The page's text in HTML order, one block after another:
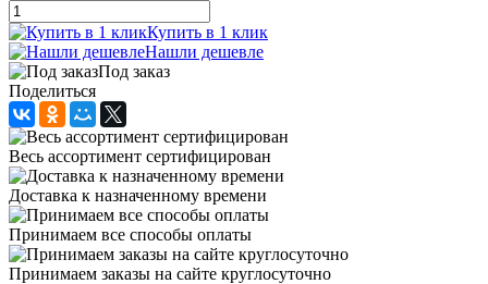
Купить в 1 клик
Нашли дешевле
Под заказ
Поделиться
Весь ассортимент сертифицирован
Доставка к назначенному времени
Принимаем все способы оплаты
Принимаем заказы на сайте круглосуточно